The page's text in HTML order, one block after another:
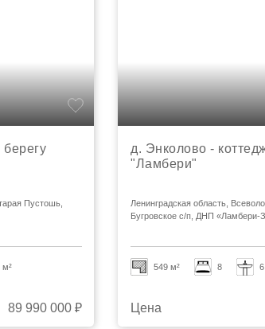
Пустошь,
м²
89 990 000 ₽
д. Энколово -
"Ламбери"
Ленинградская область,
Бугровское с/п, ДНП «Ламбери-
549 м² 8 6
Цена